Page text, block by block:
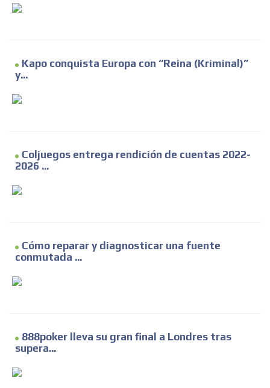
Kapo conquista Europa con “Reina (Kriminal)”
y...
Coljuegos entrega rendición de cuentas 2022-
2026 ...
Cómo reparar y diagnosticar una fuente
conmutada ...
888poker lleva su gran final a Londres tras
supera...